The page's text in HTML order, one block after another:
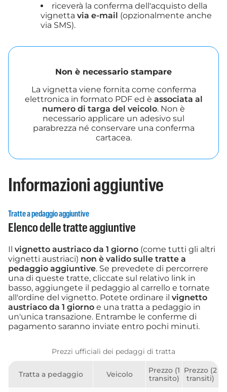
riceverà la conferma dell'acquisto della
vignetta via e-mail (opzionalmente anche
via SMS).
Non è necessario stampare
La vignetta viene fornita come conferma
elettronica in formato PDF ed è associata al
numero di targa del veicolo. Non è
necessario applicare un adesivo sul
parabrezza né conservare una conferma
cartacea.
Informazioni aggiuntive
Tratte a pedaggio aggiuntive
Elenco delle tratte aggiuntive
Il vignetto austriaco da 1 giorno (come tutti gli altri
vignetti austriaci) non è valido sulle tratte a
pedaggio aggiuntive. Se prevedete di percorrere
una di queste tratte, cliccate sul relativo link in
basso, aggiungete il pedaggio al carrello e tornate
all'ordine del vignetto. Potete ordinare il vignetto
austriaco da 1 giorno e una tratta a pedaggio in
un'unica transazione. Entrambe le conferme di
pagamento saranno inviate entro pochi minuti.
Prezzi ufficiali dei pedaggi di tratta
Tratta a pedaggio Veicolo
Prezzo (1
transito)
Prezzo (2
transiti)